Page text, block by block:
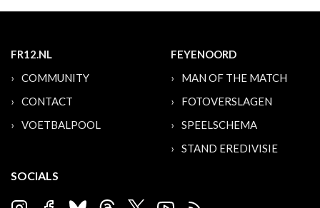
FR12.NL
COMMUNITY
CONTACT
VOETBALPOOL
FEYENOORD
MAN OF THE MATCH
FOTOVERSLAGEN
SPEELSCHEMA
STAND EREDIVISIE
SOCIALS